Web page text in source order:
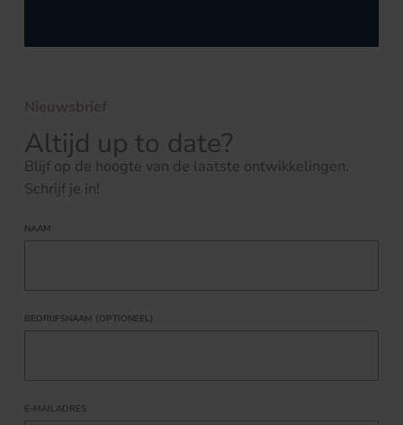
Nieuwsbrief
Altijd up to date?
Blijf op de hoogte van de laatste ontwikkelingen.
Schrijf je in!
NAAM
BEDRIJFSNAAM (OPTIONEEL)
E-MAILADRES